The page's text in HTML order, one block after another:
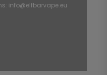
info@elfbarvape.eu